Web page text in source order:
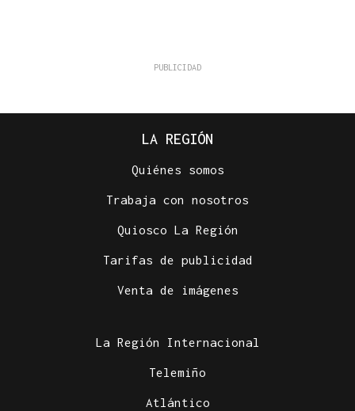
LA REGIÓN
Quiénes somos
Trabaja con nosotros
Quiosco La Región
Tarifas de publicidad
Venta de imágenes
La Región Internacional
Telemiño
Atlántico